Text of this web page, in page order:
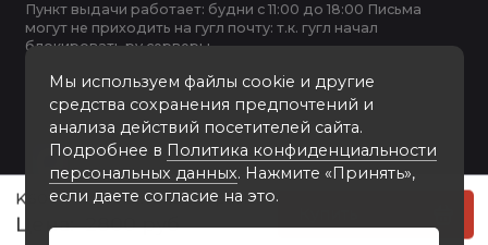
K6001-WG пластиковая рамка А2
2800 руб
Мы используем файлы cookie и другие
средства сохранения предпочтений и
анализа действий посетителей сайта.
Подробнее в Политика конфиденциальности
персональных данных. Нажмите «Принять»,
если даете согласие на это.
Пункт выдачи работает: будни с 11:00 до 18:00 Письма
могут не приходить на гугл почту: т.к. гугл начал
блокировать ру серверы